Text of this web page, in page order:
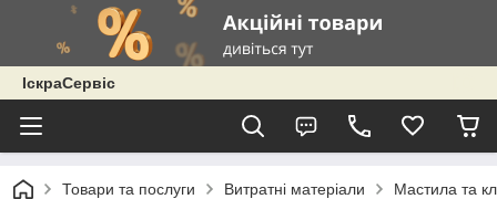
ІскраСервіс
Товари та послуги Витратні матеріали Мастила та